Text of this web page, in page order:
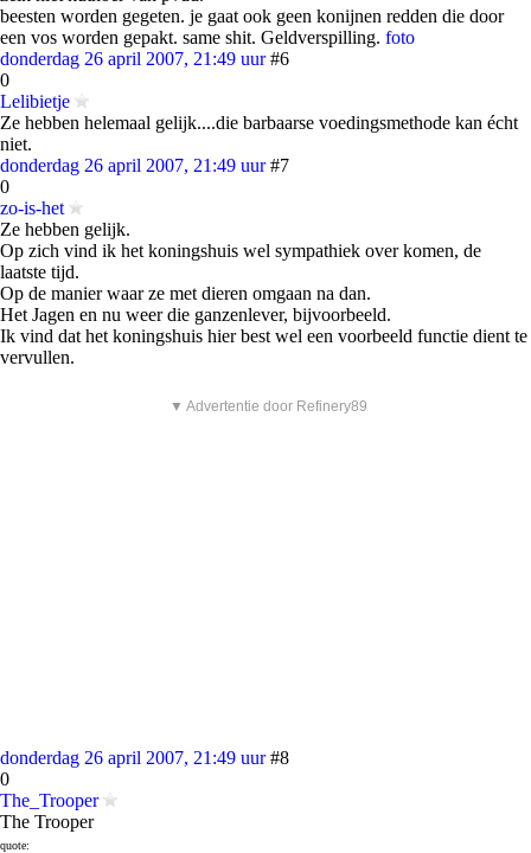
beesten worden gegeten. je gaat ook geen konijnen redden die door
een vos worden gepakt. same shit. Geldverspilling. foto
donderdag 26 april 2007, 21:49 uur #6
0
Lelibietje
Ze hebben helemaal gelijk....die barbaarse voedingsmethode kan écht
niet.
donderdag 26 april 2007, 21:49 uur #7
0
zo-is-het
Ze hebben gelijk.
Op zich vind ik het koningshuis wel sympathiek over komen, de
laatste tijd.
Op de manier waar ze met dieren omgaan na dan.
Het Jagen en nu weer die ganzenlever, bijvoorbeeld.
Ik vind dat het koningshuis hier best wel een voorbeeld functie dient te
vervullen.
▼ Advertentie door Refinery89
donderdag 26 april 2007, 21:49 uur #8
0
The_Trooper
The Trooper
quote: